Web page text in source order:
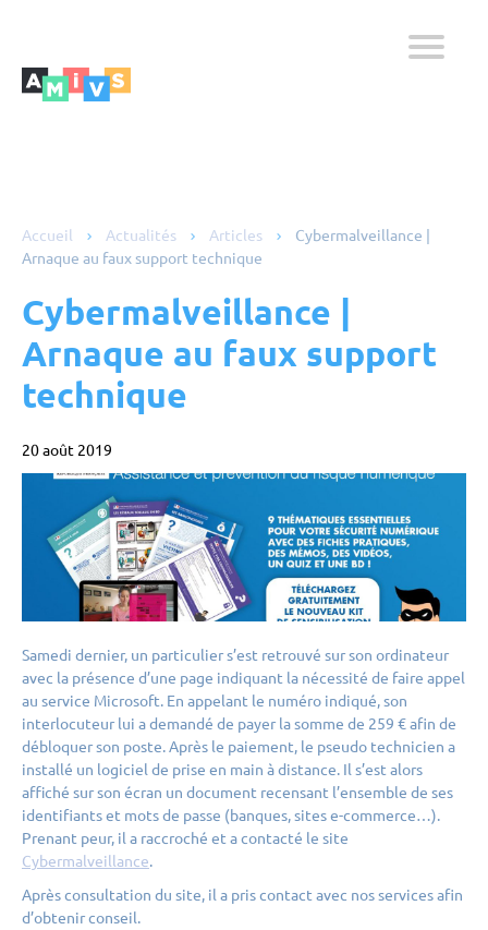
Votre secteur
L’éducation
Notre activité
Audit & conseil
Services
SAV
Qui sommes nous?
Témoignages
Contact
283 rue de la Folletière, 69700 Chassagny
04.82.53.71.13
Actualités
Linkedin
Facebook
Accueil Actualités Articles
Cybermalveillance |
Arnaque au faux support technique
Cybermalveillance |
Arnaque au faux support
technique
20 août 2019
Samedi dernier, un particulier s’est retrouvé sur son ordinateur
avec la présence d’une page indiquant la nécessité de faire appel
au service Microsoft. En appelant le numéro indiqué, son
interlocuteur lui a demandé de payer la somme de 259 € afin de
débloquer son poste. Après le paiement, le pseudo technicien a
installé un logiciel de prise en main à distance. Il s’est alors
affiché sur son écran un document recensant l’ensemble de ses
identifiants et mots de passe (banques, sites e-commerce…).
Prenant peur, il a raccroché et a contacté le site
Cybermalveillance.
Après consultation du site, il a pris contact avec nos services afin
d’obtenir conseil.